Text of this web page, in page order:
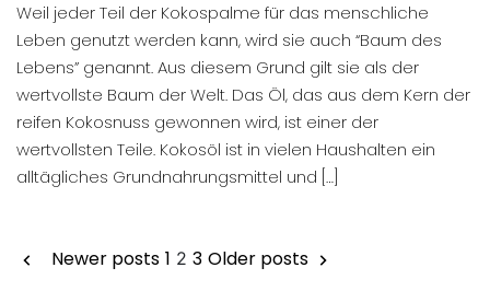
Weil jeder Teil der Kokospalme für das menschliche
Leben genutzt werden kann, wird sie auch “Baum des
Lebens” genannt. Aus diesem Grund gilt sie als der
wertvollste Baum der Welt. Das Öl, das aus dem Kern der
reifen Kokosnuss gewonnen wird, ist einer der
wertvollsten Teile. Kokosöl ist in vielen Haushalten ein
alltägliches Grundnahrungsmittel und […]
Posts
Newer posts 1 2 3 Older posts